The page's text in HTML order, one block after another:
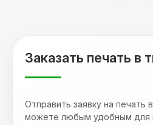
Заказать печать в
Отправить заявку на печать
можете любым удобным для